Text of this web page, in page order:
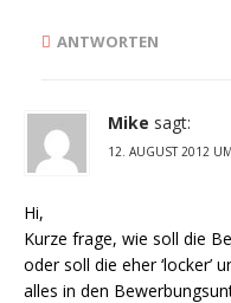
ANTWORTEN
Mike sagt:
12. AUGUST 2012
Hi,
Kurze frage, wie soll die
oder soll die eher ‘locker’
alles in den